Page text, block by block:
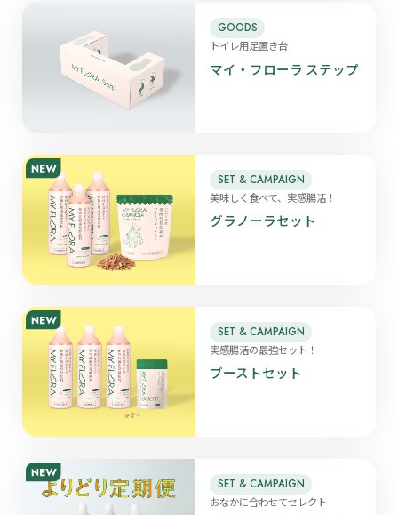
トイレ用足置き台
GOODS
マイ・フローラ ステップ
美味しく食べて、実感腸活！
SET & CAMPAIGN
グラノーラセット
実感腸活の最強セット！
SET & CAMPAIGN
ブーストセット
おなかに合わせてセレクト
SET & CAMPAIGN